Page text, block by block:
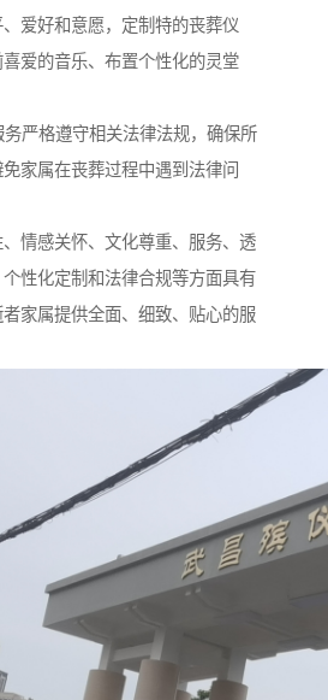
爱好和意愿，定制特的丧葬仪
爱的音乐、布置个性化的灵堂
严格遵守相关法律法规，确保所
家属在丧葬过程中遇到法律问
情感关怀、文化尊重、服务、透
性化定制和法律合规等方面具有
家属提供全面、细致、贴心的服